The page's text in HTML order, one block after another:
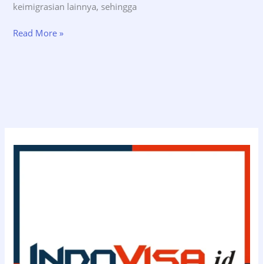
keimigrasian lainnya, sehingga
Jasa
Read More »